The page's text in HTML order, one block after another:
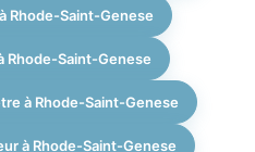
Rhode-Saint-Genese
Rhode-Saint-Genese
à Rhode-Saint-Genese
à Rhode-Saint-Genese